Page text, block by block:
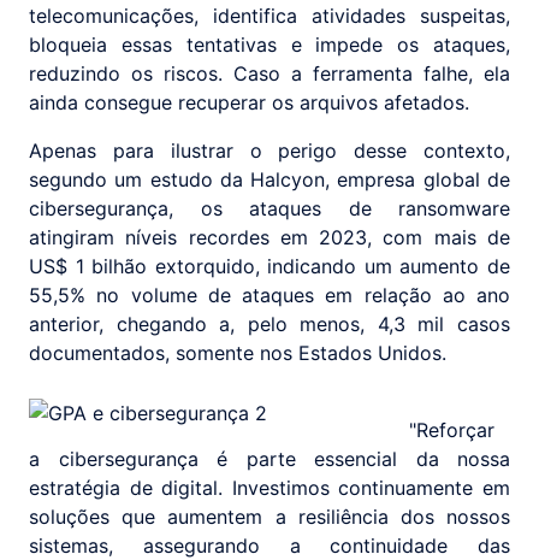
telecomunicações, identifica atividades suspeitas,
bloqueia essas tentativas e impede os ataques,
reduzindo os riscos. Caso a ferramenta falhe, ela
ainda consegue recuperar os arquivos afetados.
Apenas para ilustrar o perigo desse contexto,
segundo um estudo da Halcyon, empresa global de
cibersegurança, os ataques de ransomware
atingiram níveis recordes em 2023, com mais de
US$ 1 bilhão extorquido, indicando um aumento de
55,5% no volume de ataques em relação ao ano
anterior, chegando a, pelo menos, 4,3 mil casos
documentados, somente nos Estados Unidos.
"Reforçar
a cibersegurança é parte essencial da nossa
estratégia de digital. Investimos continuamente em
soluções que aumentem a resiliência dos nossos
sistemas, assegurando a continuidade das